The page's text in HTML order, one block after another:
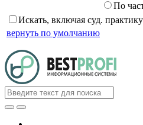
По
Искать, включая суд. практику
вернуть по умолчанию